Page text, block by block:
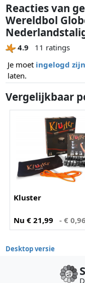
Reacties van
Wereldbol
4.9
11 ratings
Je moet ingelogd zijn
laten.
Vergelijkbaar
Kluster
Nu € 21,99 - €
Desktop versie